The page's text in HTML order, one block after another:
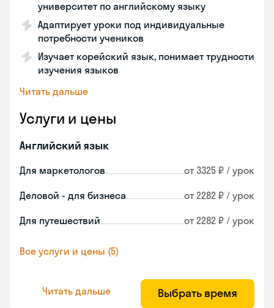
университет по английскому языку
Адаптирует уроки под индивидуальные
потребности учеников
Изучает корейский язык, понимает трудности
изучения языков
Читать дальше
Услуги и цены
Английский язык
Для маркетологов от 3325 ₽ / урок
Деловой - для бизнеса от 2282 ₽ / урок
Для путешествий от 2282 ₽ / урок
Все услуги и цены (5)
Читать дальше Выбрать время